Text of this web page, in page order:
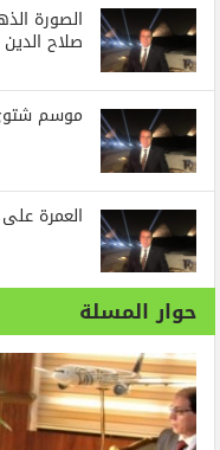
الصورة
صلاح الدين
موسم
العمرة
حوار المسلة